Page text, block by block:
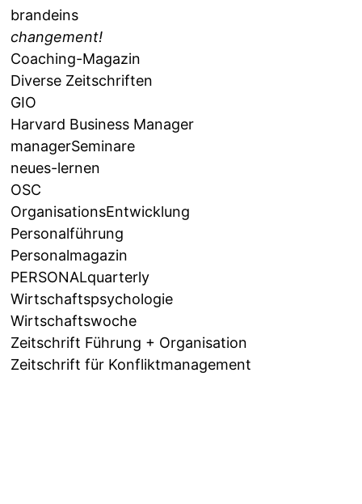
brandeins
changement!
Coaching-Magazin
Diverse Zeitschriften
GIO
Harvard Business Manager
managerSeminare
neues-lernen
OSC
OrganisationsEntwicklung
Personalführung
Personalmagazin
PERSONALquarterly
Wirtschaftspsychologie
Wirtschaftswoche
Zeitschrift Führung + Organisation
Zeitschrift für Konfliktmanagement